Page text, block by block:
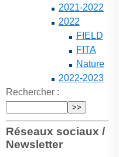
2021-2022
2022
FIELD
FITA
Nature
2022-2023
Rechercher :
Réseaux sociaux /
Newsletter